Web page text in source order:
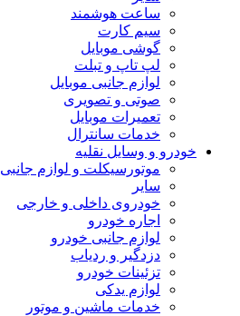
ساعت هوشمند
سیم کارت
گوشی موبایل
لپ تاپ و تبلت
لوازم جانبی موبایل
صوتی و تصویری
تعمیرات موبایل
خدمات سانترال
خودرو و وسایل نقلیه
موتورسیکلت و لوازم جانبی
سایر
خودروی داخلی و خارجی
اجاره خودرو
لوازم جانبی خودرو
دزدگیر و ردیاب
تزئینات خودرو
لوازم یدکی
خدمات ماشین و موتور